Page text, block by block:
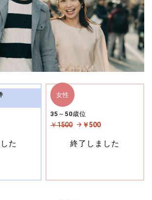
た
女性
35～50歳位
￥1500 ￥500
終了しました